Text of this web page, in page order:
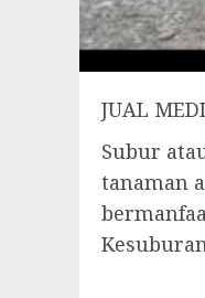
JUAL
Subur
tanaman